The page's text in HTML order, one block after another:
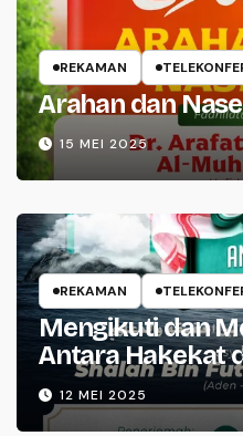
REKAMAN
Arahan dan
15 MEI 2025
REKAMAN
Mengikuti dan
Antara Hakekat
12 MEI 2025